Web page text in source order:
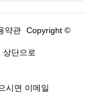
약관 Copyright ©
상단으로
시면 이메일